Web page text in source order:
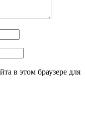
в этом браузере для